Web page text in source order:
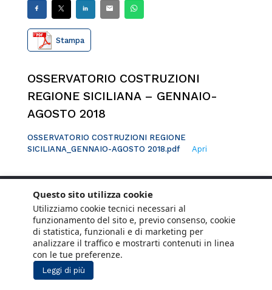
Stampa
OSSERVATORIO COSTRUZIONI
REGIONE SICILIANA – GENNAIO-
AGOSTO 2018
OSSERVATORIO COSTRUZIONI REGIONE
SICILIANA_GENNAIO-AGOSTO 2018.pdf
Apri
Questo sito utilizza cookie
Utilizziamo cookie tecnici necessari al
funzionamento del sito e, previo consenso, cookie
di statistica, funzionali e di marketing per
analizzare il traffico e mostrarti contenuti in linea
con le tue preferenze.
Leggi di più